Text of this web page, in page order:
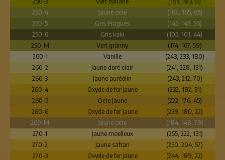
250-4
Jaune ocre
(164, 165, 65)
250-5
Gris Pragues
(145, 145, 56)
250-6
Gris kaki
(105, 101, 44)
250-M
Vert granny
(174, 167, 59)
260-1
Vanille
(243, 233, 180)
260-2
Jaune doré clair
(241, 228, 131)
260-3
Jaune auréolin
(243, 212, 70)
260-4
Oxyde de fer jaune
(232, 192, 31)
260-5
Ocre jaune
(222, 176, 45)
260-6
Oxyde de fer jaune
(239, 180, 22)
260-M
Jaune ocre
(184, 148, 79)
270-1
Jaune moelleux
(255, 222, 131)
270-2
Jaune safran
(250, 204, 57)
270-3
Oxyde de fer jaune
(244, 189, 22)